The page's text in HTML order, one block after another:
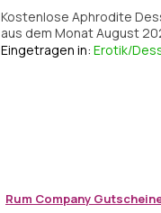
Kostenlose Aphrodite
aus dem Monat August
Eingetragen in: Erotik/
Rum Company